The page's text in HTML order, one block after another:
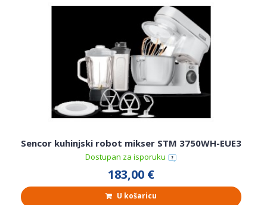
Sencor kuhinjski robot mikser STM 3750WH-EUE3
Dostupan za isporuku
183,00 €
U košaricu